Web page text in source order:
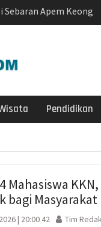
Golkar Sragen
Bahlil Lahadalia
untuk Madrasah,
Muktamar
Nasyiatul
Gerakan Perempuan
Pendidikan
Mahasiswa
bagi Masyarakat
| 20:00 42 Tim